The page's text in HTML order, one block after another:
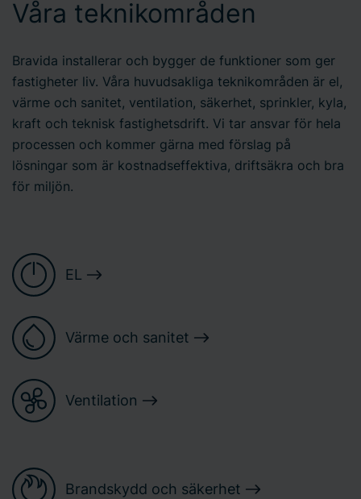
Våra teknikområden
Bravida installerar och bygger de funktioner som ger
fastigheter liv. Våra huvudsakliga teknikområden är el,
värme och sanitet, ventilation, säkerhet, sprinkler, kyla,
kraft och teknisk fastighetsdrift. Vi tar ansvar för hela
processen och kommer gärna med förslag på
lösningar som är kostnadseffektiva, driftsäkra och bra
för miljön.
EL
Värme och sanitet
Ventilation
Brandskydd och säkerhet